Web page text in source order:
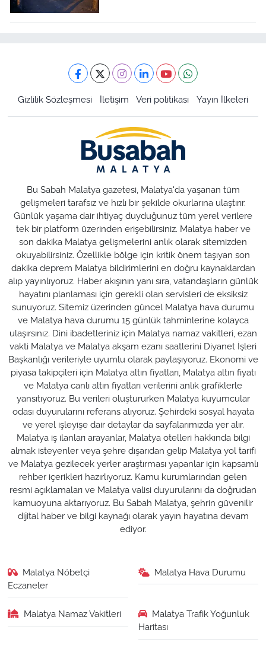
Gizlilik Sözleşmesi İletişim Veri politikası Yayın İlkeleri
Bu Sabah Malatya gazetesi, Malatya'da yaşanan tüm
gelişmeleri tarafsız ve hızlı bir şekilde okurlarına ulaştırır.
Günlük yaşama dair ihtiyaç duyduğunuz tüm yerel verilere
tek bir platform üzerinden erişebilirsiniz. Malatya haber ve
son dakika Malatya gelişmelerini anlık olarak sitemizden
okuyabilirsiniz. Özellikle bölge için kritik önem taşıyan son
dakika deprem Malatya bildirimlerini en doğru kaynaklardan
alıp yayınlıyoruz. Haber akışının yanı sıra, vatandaşların günlük
hayatını planlaması için gerekli olan servisleri de eksiksiz
sunuyoruz. Sitemiz üzerinden güncel Malatya hava durumu
ve Malatya hava durumu 15 günlük tahminlerine kolayca
ulaşırsınız. Dini ibadetleriniz için Malatya namaz vakitleri, ezan
vakti Malatya ve Malatya akşam ezanı saatlerini Diyanet İşleri
Başkanlığı verileriyle uyumlu olarak paylaşıyoruz. Ekonomi ve
piyasa takipçileri için Malatya altın fiyatları, Malatya altın fiyatı
ve Malatya canlı altın fiyatları verilerini anlık grafiklerle
yansıtıyoruz. Bu verileri oluştururken Malatya kuyumcular
odası duyurularını referans alıyoruz. Şehirdeki sosyal hayata
ve yerel işleyişe dair detaylar da sayfalarımızda yer alır.
Malatya iş ilanları arayanlar, Malatya otelleri hakkında bilgi
almak isteyenler veya şehre dışarıdan gelip Malatya yol tarifi
ve Malatya gezilecek yerler araştırması yapanlar için kapsamlı
rehber içerikleri hazırlıyoruz. Kamu kurumlarından gelen
resmi açıklamaları ve Malatya valisi duyurularını da doğrudan
kamuoyuna aktarıyoruz. Bu Sabah Malatya, şehrin güvenilir
dijital haber ve bilgi kaynağı olarak yayın hayatına devam
ediyor.
Malatya Nöbetçi
Eczaneler
Malatya Hava Durumu
Malatya Namaz Vakitleri
Malatya Trafik Yoğunluk
Haritası